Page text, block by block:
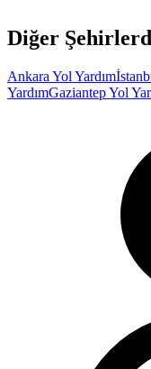
Diğer
Ankara Yol Yardım
YardımGaziantepYol